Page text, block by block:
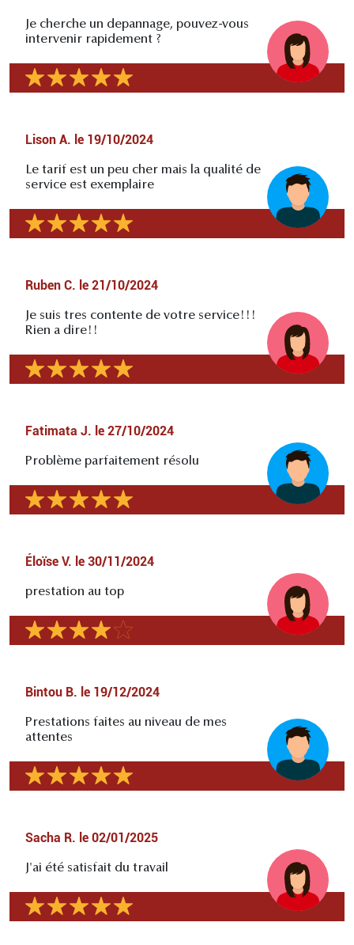
Je cherche un depannage, pouvez-vous
intervenir rapidement ?
Lison A. le 19/10/2024
Le tarif est un peu cher mais la qualité de
service est exemplaire
Ruben C. le 21/10/2024
Je suis tres contente de votre service!!!
Rien a dire!!
Fatimata J. le 27/10/2024
Problème parfaitement résolu
Éloïse V. le 30/11/2024
prestation au top
Bintou B. le 19/12/2024
Prestations faites au niveau de mes
attentes
Sacha R. le 02/01/2025
J'ai été satisfait du travail